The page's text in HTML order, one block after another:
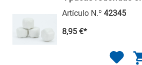
Artículo N.º 42345
8,95 €*